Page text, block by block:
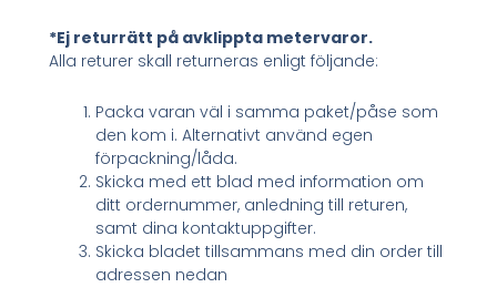
*Ej returrätt på avklippta metervaror.
Alla returer skall returneras enligt följande:
Packa varan väl i samma paket/påse som
den kom i. Alternativt använd egen
förpackning/låda.
Skicka med ett blad med information om
ditt ordernummer, anledning till returen,
samt dina kontaktuppgifter.
Skicka bladet tillsammans med din order till
adressen nedan